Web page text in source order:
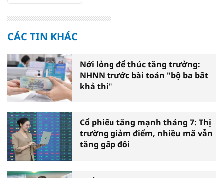
CÁC TIN KHÁC
Nới lỏng để thúc tăng trưởng:
NHNN trước bài toán "bộ ba bất
khả thi"
Cổ phiếu tăng mạnh tháng 7: Thị
trường giảm điểm, nhiều mã vẫn
tăng gấp đôi